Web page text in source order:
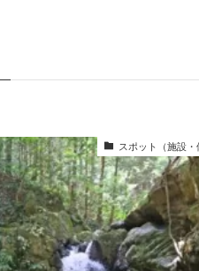
スポット（施設・